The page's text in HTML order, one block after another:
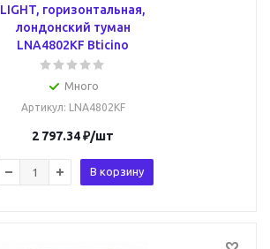
LIGHT, горизонтальная,
лондонский туман
LNA4802KF Bticino
Много
Артикул: LNA4802KF
2 797.34₽/шт
В корзину